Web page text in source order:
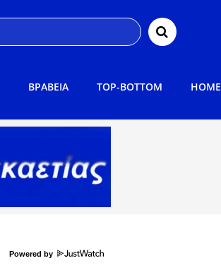
ΒΡΑΒΕΙΑ TOP-BOTTOM HOME
Powered by